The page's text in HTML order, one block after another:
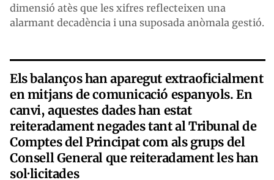
dimensió atès que les xifres reflecteixen una
alarmant decadència i una suposada anòmala gestió.
Els balanços han aparegut extraoficialment
en mitjans de comunicació espanyols. En
canvi, aquestes dades han estat
reiteradament negades tant al Tribunal de
Comptes del Principat com als grups del
Consell General que reiteradament les han
sol·licitades